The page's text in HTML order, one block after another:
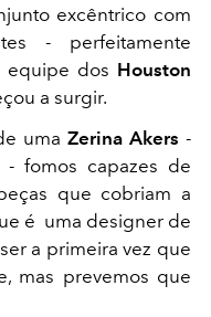
excêntrico com
- perfeitamente
equipe dos Houston
a surgir.
umaZerina Akers -
fomos capazes de
que cobriam a
é uma designer de
a primeira vez que
mas prevemos que